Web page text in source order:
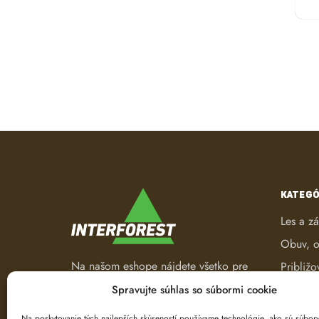
Spravujte súhlas so súbormi cookie
Na našom eshope nájdete všetko pre
les a záhradu. Od pracovného
oblečenia, nástrojov na ťažbu a
Les a
Obuv,